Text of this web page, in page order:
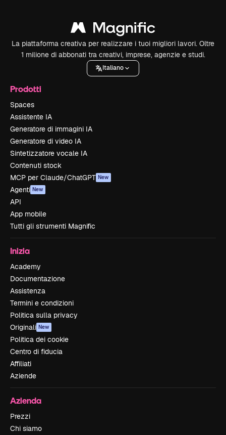
La piattaforma creativa per realizzare i tuoi migliori lavori. Oltre
1 milione di abbonati tra creativi, imprese, agenzie e studi.
Italiano
Prodotti
Spaces
Assistente IA
Generatore di immagini IA
Generatore di video IA
Sintetizzatore vocale IA
Contenuti stock
MCP per Claude/ChatGPT New
Agenti New
API
App mobile
Tutti gli strumenti Magnific
Inizia
Academy
Documentazione
Assistenza
Termini e condizioni
Politica sulla privacy
Originali New
Politica dei cookie
Centro di fiducia
Affiliati
Aziende
Azienda
Prezzi
Chi siamo